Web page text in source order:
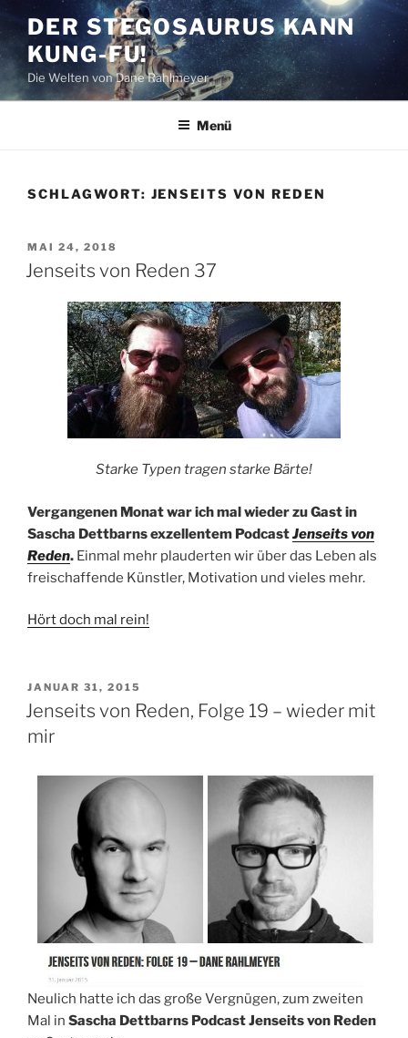
Zum
Inhalt
springen
DER STEGOSAURUS KANN
KUNG-FU!
Die Welten von Dane Rahlmeyer
Menü
SCHLAGWORT: JENSEITS VON REDEN
VERÖFFENTLICHT
AM
MAI 24, 2018
Jenseits von Reden 37
Starke Typen tragen starke Bärte!
Vergangenen Monat war ich mal wieder zu Gast in
Sascha Dettbarns exzellentem PodcastJenseits von
Reden. Einmal mehr plauderten wir über das Leben als
freischaffende Künstler, Motivation und vieles mehr.
Hört doch mal rein!
VERÖFFENTLICHT
AM
JANUAR 31, 2015
Jenseits von Reden, Folge 19 – wieder mit
mir
Neulich hatte ich das große Vergnügen, zum zweiten
Mal in Sascha Dettbarns Podcast Jenseits von Reden